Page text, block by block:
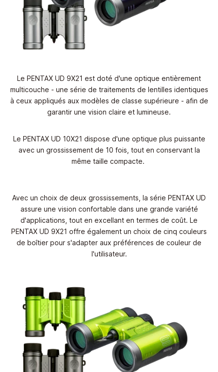
Le PENTAX UD 9X21 est doté d'une optique entièrement
multicouche - une série de traitements de lentilles identiques
à ceux appliqués aux modèles de classe supérieure - afin de
garantir une vision claire et lumineuse.
Le PENTAX UD 10X21 dispose d'une optique plus puissante
avec un grossissement de 10 fois, tout en conservant la
même taille compacte.
Avec un choix de deux grossissements, la série PENTAX UD
assure une vision confortable dans une grande variété
d'applications, tout en excellant en termes de coût. Le
PENTAX UD 9X21 offre également un choix de cinq couleurs
de boîtier pour s'adapter aux préférences de couleur de
l'utilisateur.